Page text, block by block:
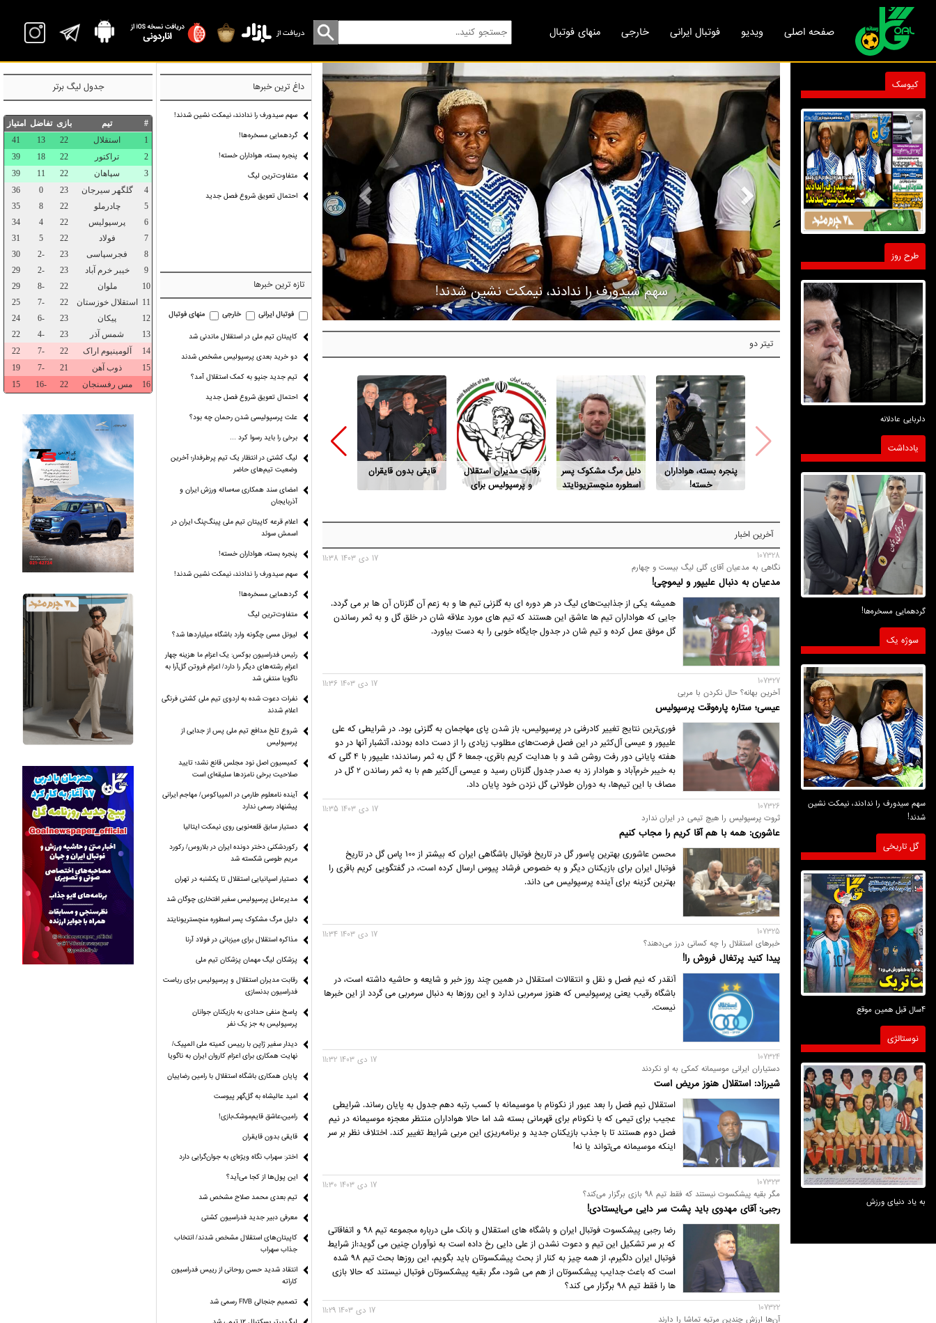
صفحه اصلی ویدیو فوتبال ایرانی خارجی منهای فوتبال
گردهمایی مسخره‌ها!
Previous Next
تیتر دو
پنجره بسته، هواداران
خسته!
دلیل مرگ مشکوک پسر
اسطوره منچستریونایتد
رقابت مدیران استقلال
و پرسپولیس برای
قایقی بدون قایقران
این پول‌ها از کجا
می‌آید؟
قد «شایعه» هم کوتاه
شده!
پارسال طوفانی،امسال
بی‌بخار!
آخرین اخبار
107328
نگاهی به مدعیان آقای گلی لیگ بیست و چهارم
مدعیان به دنبال علیپور و لیموچی!
17 دی 1403 11:38
همیشه یکی از جذابیت‌های لیگ در هر دوره ای به گلزنی تیم ها و به زعم آن گلزنان آن ها بر می گردد.
جایی که هواداران تیم ها عاشق این هستند که تیم های مورد علاقه شان در خلق گل و به ثمر رساندن
گل موفق عمل کرده و تیم شان در جدول جایگاه خوبی را به دست بیاورد.
107327
آخرین بهانه؟ حال نکردن با مربی
عیسی؛ ستاره پاره‌وقت پرسپولیس
17 دی 1403 11:36
فوری‌ترین نتایج تغییر کادرفنی در پرسپولیس، باز شدن پای مهاجمان به گلزنی بود. در شرایطی که علی
علیپور و عیسی آل‌کثیر در این فصل فرصت‌های مطلوب زیادی را از دست داده بودند، آتشبار آنها در دو
هفته پایانی دور رفت روشن شد و با هدایت کریم باقری، جمعا 6 گل به ثمر رساندند؛ علیپور با 4 گلی که
به خیبر خرم‌آباد و هوادار زد به صدر جدول گلزنان رسید و عیسی آل‌کثیر هم با به ثمر رساندن 2 گل در
مصاف با این تیم‌ها، به دوران طولانی گل نزدن خود پایان داد.
107326
ثروت پرسپولیس را هیچ تیمی در ایران ندارد
عاشوری: همه با هم آقا کریم را مجاب کنیم
17 دی 1403 11:35
محسن عاشوری بهترین پاسور گل در تاریخ فوتبال باشگاهی ایران که بیشتر از 100 پاس گل در تاریخ
فوتبال ایران برای بازیکنان دیگر و به خصوص فرشاد پیوس ارسال کرده است، در گفتگویی کریم باقری را
بهترین گزینه برای آینده پرسپولیس می داند.
107325
خبرهای استقلال را چه کسانی درز می‌دهند؟
پیدا کنید پرتغال فروش را!
17 دی 1403 11:34
آنقدر که نیم فصل و نقل و انتقالات استقلال در همین چند روز خبر و شایعه و حاشیه داشته است، در
باشگاه رقیب یعنی پرسپولیس که هنوز سرمربی ندارد و این روزها به دنبال سرمربی می گردد از این خبرها
نیست.
107324
دستیاران ایرانی‌ موسیمانه کمکی به او نکردند
شیرزاد: استقلال هنوز مریض است
17 دی 1403 11:32
استقلال نیم فصل را بعد عبور از نکونام با موسیمانه با کسب رتبه دهم جدول به پایان رساند. شرایطی
عجیب برای تیمی که با نکونام برای قهرمانی بسته شد اما حالا هواداران منتظر معجزه موسیمانه در نیم
فصل دوم هستند تا با جذب بازیکنان جدید و برنامه‌ریزی این مربی شرایط تغییر کند. اختلاف نظر بر سر
اینکه موسیمانه می‌تواند یا نه!
107323
مگر بقیه پیشکسوت نیستند که فقط تیم 98 بازی برگزار می‌کند؟
رجبی: آقای مهدوی باید پشت سر دایی می‌ایستادی!
17 دی 1403 11:30
رضا رجبی پیشکسوت فوتبال ایران و باشگاه های استقلال و بانک ملی درباره مجموعه تیم 98 و اتفاقاتی
که بر سر تشکیل این تیم و دعوت نشدن از علی دایی رخ داده است به نوآوران چنین می گوید:از شرایط
فوتبال ایران دلگیرم، از همه چیز به کنار از بحث پیشکسوتان باید بگویم، این روزها بحث تیم 98 شده
است که باعث جدایب پیشکسوتان از هم می شود، مگر بقیه پیشکسوتان فوتبال نیستند که حالا بازی
ها را فقط تیم 98 برگزار می کند؟
107322
آن‌ها ارزش چندین مرتبه تماشا را دارند
17 دی 1403 11:29
کیوسک
طرح روز
دلربایی عادلانه
یادداشت
گردهمایی مسخره‌ها!
سوژه یک
سهم سیدورف را ندادند، نیمکت نشین
شدند!
گل تاریخی
4سال قبل همین موقع
نوستالژی
به یاد دنیای ورزش
داغ ترین خبرها
سهم سیدورف را ندادند، نیمکت نشین شدند!
گردهمایی مسخره‌ها!
پنجره بسته، هواداران خسته!
متفاوت‌ترین لیگ
احتمال تعویق شروع فصل جدید
تازه ترین خبرها
فوتبال ایرانی خارجی منهای فوتبال
کاپیتان تیم ملی در استقلال ماندنی شد
دو خرید بعدی پرسپولیس مشخص شدند
تیم جدید جنپو به کمک استقلال آمد؟
احتمال تعویق شروع فصل جدید
علت پرسپولیسی شدن رحمان چه بود؟
برخی را باید رسوا کرد …
لیگ کشتی در انتظار یک تیم پرطرفدار؛ آخرین
وضعیت تیم‌های حاضر
امضای سند همکاری سه‌ساله ورزش ایران و
آذربایجان
اعلام قرعه کاپیتان تیم ملی پینگ‌پنگ ایران در
اسمش سوئد
پنجره بسته، هواداران خسته!
سهم سیدورف را ندادند، نیمکت نشین شدند!
گردهمایی مسخره‌ها!
متفاوت‌ترین لیگ
لیونل مسی چگونه وارد باشگاه میلیاردها شد؟
رئیس فدراسیون بوکس: یک اعزام ما هزینه چهار
اعزام رشته‌های دیگر را دارد/ اعزام فروتن گل‌آرا به
ناگویا منتفی شد
نفرات دعوت شده به اردوی تیم ملی کشتی فرنگی
اعلام شدند
شروع تلخ مدافع تیم ملی پس از جدایی از
پرسپولیس
کمیسیون اصل نود مجلس قانع نشد؛ تایید
صلاحیت برخی نامزدها سلیقه‌ای است
آینده نامعلوم طارمی در المپیاکوس/ مهاجم ایرانی
پیشنهاد رسمی ندارد
دستیار سابق قلعه‌نویی روی نیمکت ایتالیا
رکوردشکنی دختر دونده ایران در بلاروس/ رکورد
مریم طوسی شکسته شد
دستیار اسپانیایی استقلال تا یکشنبه در تهران
مدیرعامل پرسپولیس سفیر افتخاری چوگان شد
دلیل مرگ مشکوک پسر اسطوره منچستریونایتد
مذاکره استقلال برای میزبانی در فولاد آرنا
پزشکان لیگ مهمان پزشکان تیم ملی
رقابت مدیران استقلال و پرسپولیس برای ریاست
فدراسیون بدنسازی
پاسخ منفی حدادی به بازیکنان جوانان
پرسپولیس به جز یک نفر
دیدار سفیر ژاپن با رییس کمیته ملی المپیک/
نهایت همکاری برای اعزام کاروان ایران به ناگویا
پایان همکاری باشگاه استقلال با رامین رضاییان
امید عالیشاه به گل‌گهر پیوست
رامین،عاشق قایم‌موشک‌بازی!
قایقی بدون قایقران
اختر: سهراب نگاه ویژه‌ای به جوان‌گرایی دارد
این پول‌ها از کجا می‌آید؟
تیم بعدی محمد صلاح مشخص شد
معرفی دبیر جدید فدراسیون کشتی
کاپیتان‌های استقلال مشخص شدند/ انتخاب
جذاب سهراب
انتقاد شدید حسن روحانی از رییس فدراسیون
کاراته
تصمیم جنجالی FIVB رسمی شد
جدول لیگ برتر